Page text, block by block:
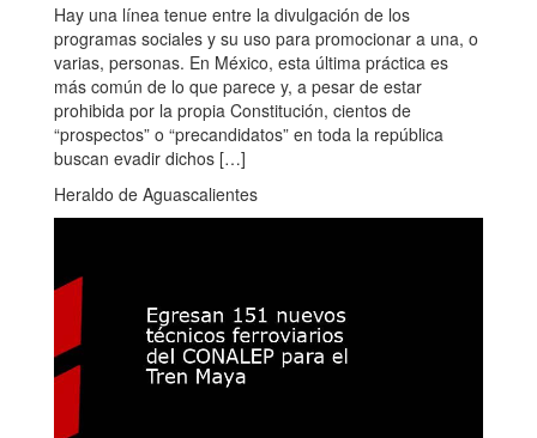
Hay una línea tenue entre la divulgación de los
programas sociales y su uso para promocionar a una, o
varias, personas. En México, esta última práctica es
más común de lo que parece y, a pesar de estar
prohibida por la propia Constitución, cientos de
“prospectos” o “precandidatos” en toda la república
buscan evadir dichos […]
Heraldo de Aguascalientes